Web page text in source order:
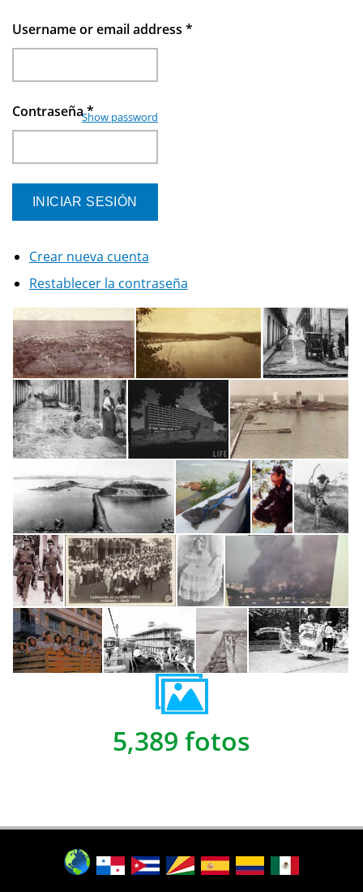
Username or email address *
Contraseña*
Show password
Crear nueva cuenta
Restablecer la contraseña
5,389 fotos